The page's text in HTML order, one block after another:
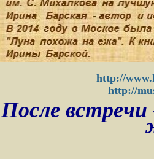
http://
http://
После